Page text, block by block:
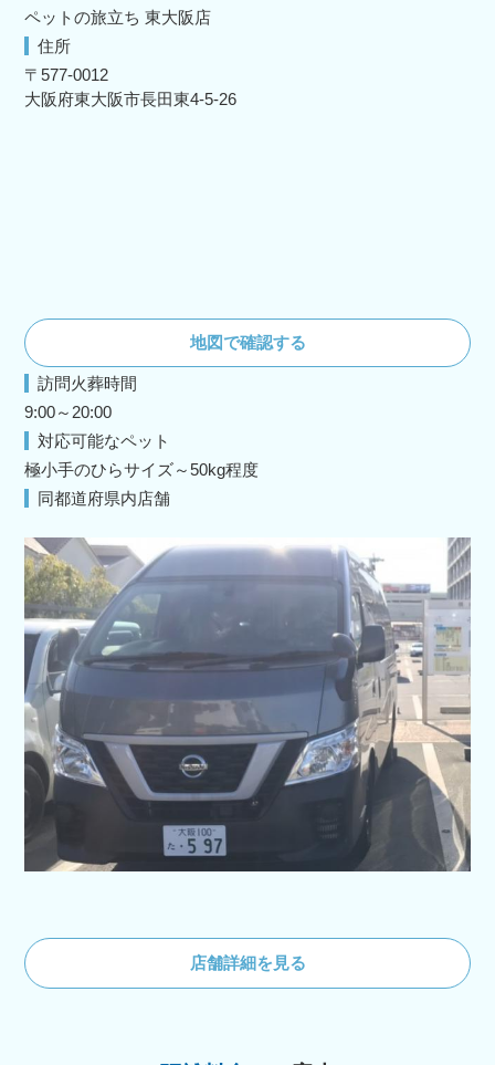
ペットの旅立ち 東大阪店
住所
〒577-0012
大阪府東大阪市長田東4-5-26
地図で確認する
訪問火葬時間
9:00～20:00
対応可能なペット
極小手のひらサイズ～50kg程度
同都道府県内店舗
店舗詳細を見る